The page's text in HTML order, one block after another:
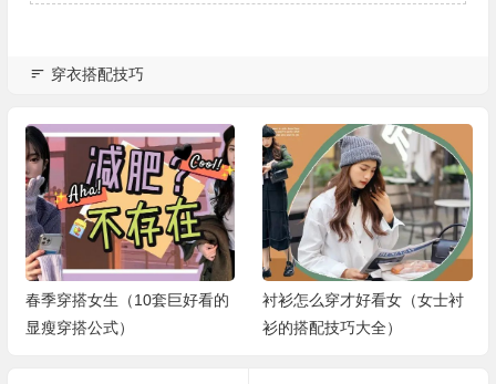
穿衣搭配技巧
春季穿搭女生（10套巨好看的
显瘦穿搭公式）
衬衫怎么穿才好看女（女士衬
衫的搭配技巧大全）